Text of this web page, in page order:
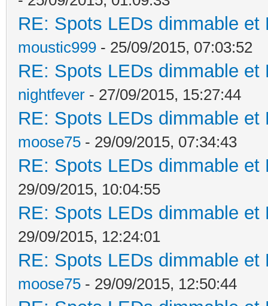
RE: Spots LEDs dimmable
moustic999 - 25/09/2015, 07:03:52
RE: Spots LEDs dimmable
nightfever - 27/09/2015, 15:27:44
RE: Spots LEDs dimmable
moose75 - 29/09/2015, 07:34:43
RE: Spots LEDs dimmable
29/09/2015, 10:04:55
RE: Spots LEDs dimmable
29/09/2015, 12:24:01
RE: Spots LEDs dimmable
moose75 - 29/09/2015, 12:50:44